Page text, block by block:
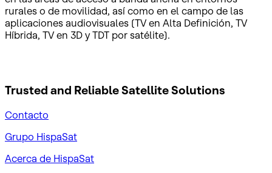
rurales o de movilidad, así como en el campo de las
aplicaciones audiovisuales (TV en Alta Definición, TV
Híbrida, TV en 3D y TDT por satélite).
Trusted and ReliableSatellite Solutions
Contacto
Grupo HispaSat
Acerca de HispaSat